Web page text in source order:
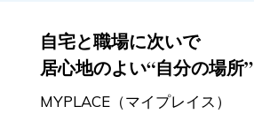
自宅と職場に次いで
居心地のよい“自分の場所”
MYPLACE（マイプレイス）